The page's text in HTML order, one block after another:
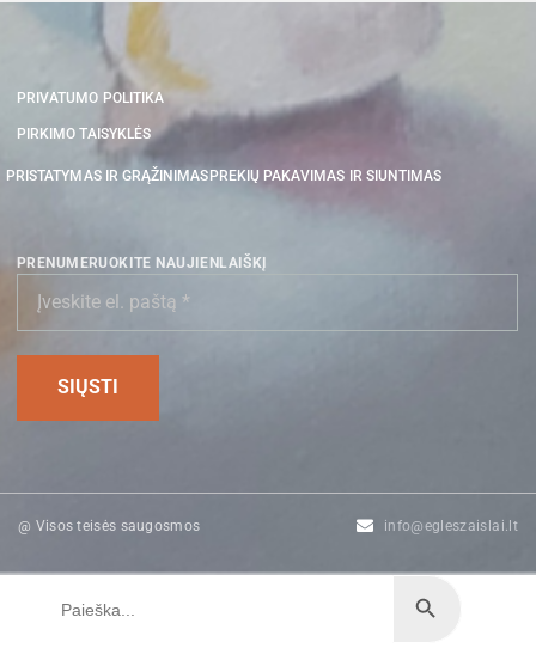
PRIVATUMO POLITIKA
PIRKIMO TAISYKLĖS
PRISTATYMAS IR GRĄŽINIMAS PREKIŲ PAKAVIMAS IR SIUNTIMAS
PRENUMERUOKITE NAUJIENLAIŠKĮ
@ Visos teisės saugosmos info@egleszaislai.lt